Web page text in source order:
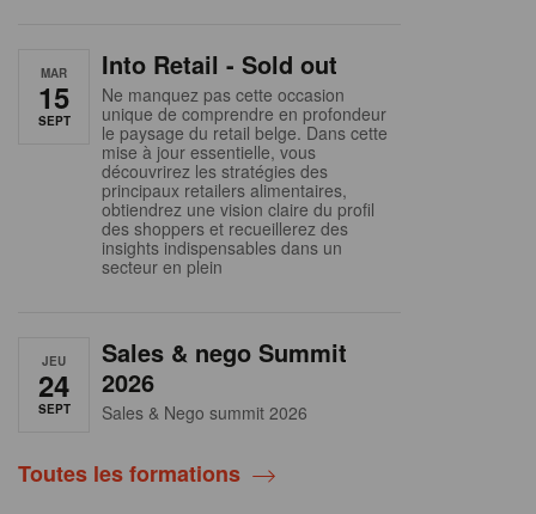
MAR
15
SEPT
Into Retail - Sold out
Ne manquez pas cette occasion
unique de comprendre en profondeur
le paysage du retail belge. Dans cette
mise à jour essentielle, vous
découvrirez les stratégies des
principaux retailers alimentaires,
obtiendrez une vision claire du profil
des shoppers et recueillerez des
insights indispensables dans un
secteur en plein
JEU
24
SEPT
Sales & nego Summit
2026
Sales & Nego summit 2026
Toutes les formations